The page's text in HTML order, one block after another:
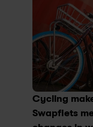
Cycling
Swapfiets